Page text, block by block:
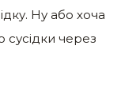
Ну або хоча
через